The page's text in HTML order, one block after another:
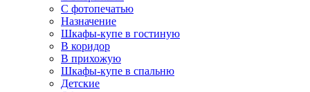
С фотопечатью
Назначение
Шкафы-купе в гостиную
В коридор
В прихожую
Шкафы-купе в спальню
Детские